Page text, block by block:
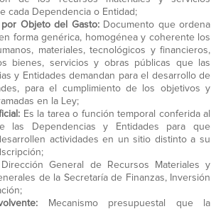
cada Dependencia o Entidad;
por Objeto del Gasto:Documento que ordena
forma genérica, homogénea y coherente los
materiales, tecnológicos y financieros,
bienes, servicios y obras públicas que las
y Entidades demandan para el desarrollo de
para el cumplimiento de los objetivos y
en la Ley;
Es la tarea o función temporal conferida al
las Dependencias y Entidades para que
actividades en un sitio distinto a su
Dirección General de Recursos Materiales y
de la Secretaría de Finanzas, Inversión
Mecanismo presupuestal que la